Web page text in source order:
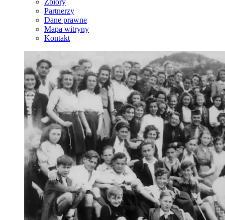
Zbiory
Partnerzy
Dane prawne
Mapa witryny
Kontakt